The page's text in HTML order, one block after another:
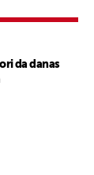
da danas